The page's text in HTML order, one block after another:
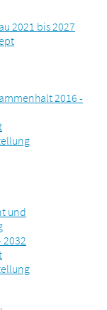
2021 bis 2027
2016 -
und
2032